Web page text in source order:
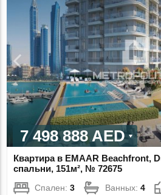
7 498 888 AED
Квартира в EMAAR Beachfront,
спальни, 151м², № 72675
Спален:3 Ванных:4